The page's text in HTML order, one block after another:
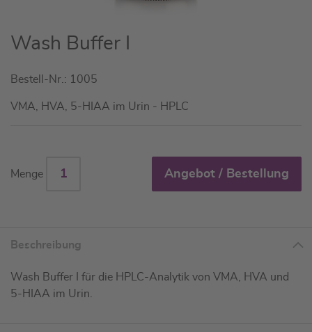
Zum
Anfang
Bildgalerie
springen
Wash Buffer I
Bestell-Nr.: 1005
VMA, HVA, 5-HIAA im Urin - HPLC
Menge Angebot / Bestellung
Beschreibung
Wash Buffer I für die HPLC-Analytik von VMA, HVA und
5-HIAA im Urin.